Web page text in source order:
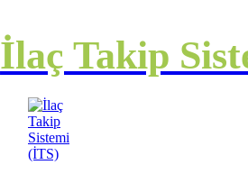
İlaç Takip